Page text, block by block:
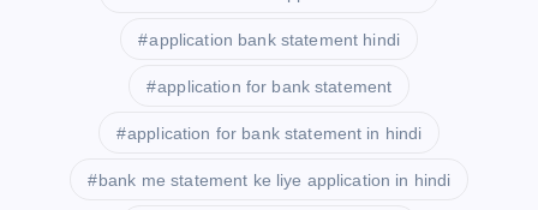
application bank statement hindi
application for bank statement
application for bank statement in hindi
bank me statement ke liye application in hindi